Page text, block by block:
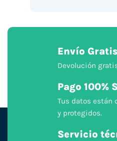
Envío
Devolución
Pago 100%
Tus datos están
y protegidos.
Servicio